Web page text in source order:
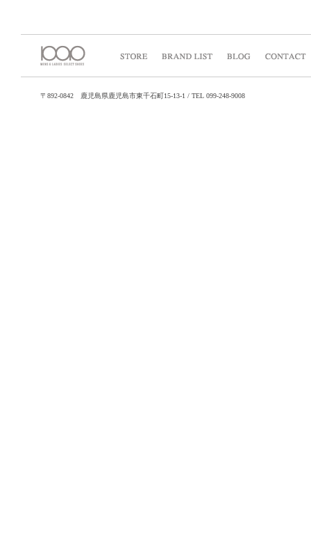
〒892-0842 鹿児島県鹿児島市東千石町15-13-1 / TEL 099-248-9008